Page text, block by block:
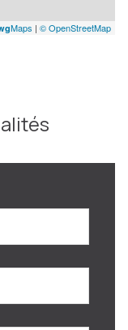
Maps | © OpenStreetMap